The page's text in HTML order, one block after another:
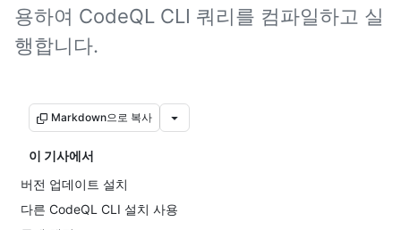
용하여 CodeQL CLI 쿼리를 컴파일하고 실
행합니다.
Markdown으로 복사
이 기사에서
버전 업데이트 설치
다른 CodeQL CLI 설치 사용